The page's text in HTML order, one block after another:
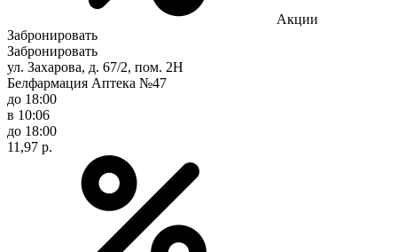
Акции
Забронировать
Забронировать
ул. Захарова, д. 67/2, пом. 2Н
Белфармация Аптека №47
до 18:00
в 10:06
до 18:00
11,97 р.